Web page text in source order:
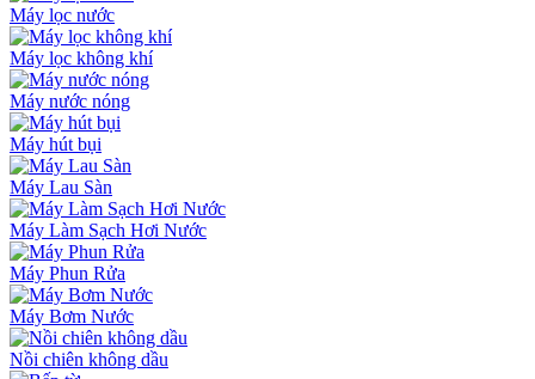
Máy lọc nước
Máy lọc không khí
Máy nước nóng
Máy hút bụi
Máy Lau Sàn
Máy Làm Sạch Hơi Nước
Máy Phun Rửa
Máy Bơm Nước
Nồi chiên không dầu